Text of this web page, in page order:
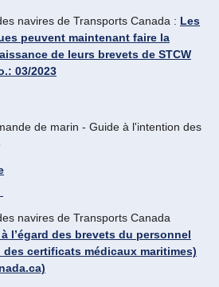
navires de Transports Canada : Les
peuvent maintenant faire la
de leurs brevets de STCW
03/2023
de marin - Guide à l'intention des
navires de Transports Canada
l’égard des brevets du personnel
des certificats médicaux maritimes)